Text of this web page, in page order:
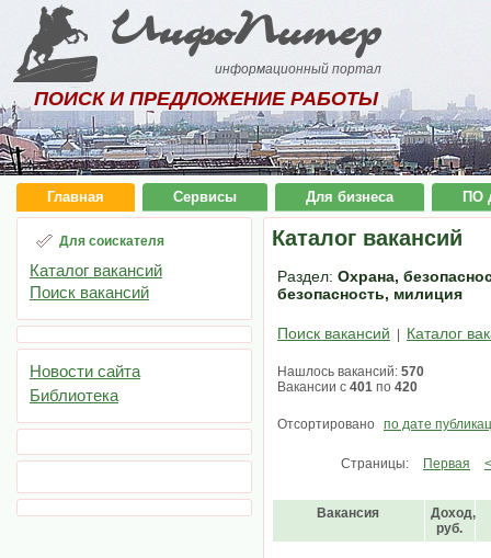
ИнфоПитер
информационный портал
ПОИСК И ПРЕДЛОЖЕНИЕ РАБОТЫ
Главная Сервисы Для бизнеса ПО
Для соискателя
Каталог вакансий
Поиск вакансий
Новости сайта
Библиотека
Каталог вакансий
Раздел: Охрана,
безопасность, милиция
Поиск вакансий Каталог
Нашлось вакансий: 570
Вакансии с 401 по 420
Отсортировано по дате
Страницы: Первая
Вакансия
Доход,
руб.